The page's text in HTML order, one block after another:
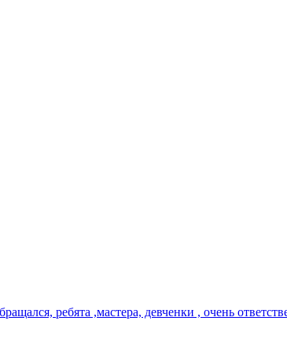
ребята ,мастера, девченки , очень